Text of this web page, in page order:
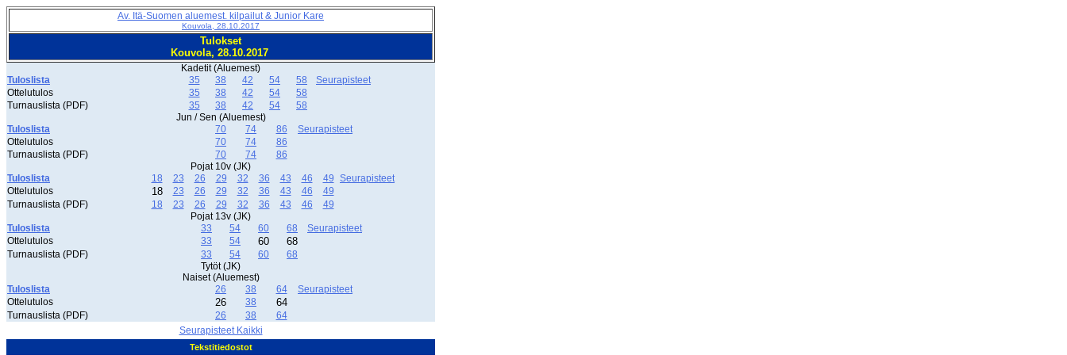
Av. Itä-Suomen aluemest. kilpailut & Junior Kare
Kouvola, 28.10.2017
Tulokset
Kouvola, 28.10.2017
Kadetit (Aluemest)
Tuloslista
35 38 42 54 58
Seurapisteet
Ottelutulos
35 38 42 54
58
Turnauslista (PDF)
35 38 42 54
58
Jun / Sen (Aluemest)
Tuloslista
70 74 86
Seurapisteet
Ottelutulos
70 74
86
Turnauslista (PDF)
70 74
86
Pojat 10v (JK)
Tuloslista
18 23 26 29 32 36 43 46 49 Seurapisteet
Ottelutulos
18 23 26 29 32 36 43 46
49
Turnauslista (PDF)
18 23 26 29 32 36 43 46
49
Pojat 13v (JK)
Tuloslista
33 54 60 68
Seurapisteet
Ottelutulos
33 54 60 68
Turnauslista (PDF) 33 54 60
68
Tytöt (JK)
Naiset (Aluemest)
Tuloslista
26 38 64
Seurapisteet
Ottelutulos
26 38 64
Turnauslista (PDF) 26 38
64
Seurapisteet Kaikki
Tekstitiedostot